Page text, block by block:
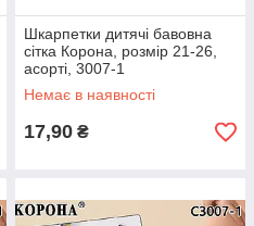
Шкарпетки дитячі бавовна
сітка Корона, розмір 21-26,
асорті, 3007-1
Немає в наявності
17,90 ₴